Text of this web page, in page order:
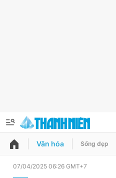
QUẢNG CÁO
Văn hóa Sống đẹp
07/04/2025 06:26 GMT+7